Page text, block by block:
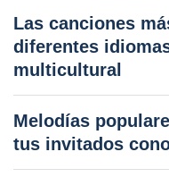
Las canciones
diferentes
multicultural
Melodías
tus invitados